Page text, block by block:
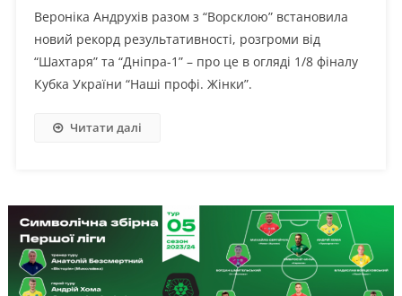
Вероніка Андрухів разом з “Ворсклою” встановила
новий рекорд результативності, розгроми від
“Шахтаря” та “Дніпра-1” – про це в огляді 1/8 фіналу
Кубка України “Наші профі. Жінки”.
Читати далі